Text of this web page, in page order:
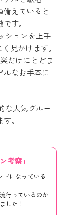
えていると
す。
ションを上手
見かけます。
だけにとどま
ルなお手本に
な人気グルー
。
考察」
ドになっている
行っているのか
した！